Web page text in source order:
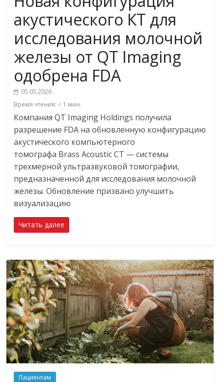
акустического КТ для
исследования молочной
железы от QT Imaging
одобрена FDA
05.05.2026
Время чтения: < 1 мин.
Компания QT Imaging Holdings получила
разрешение FDA на обновленную конфигурацию
акустического компьютерного
томографа Brass Acoustic CT — системы
трехмерной ультразвуковой томографии,
предназначенной для исследования молочной
железы. Обновление призвано улучшить
визуализацию
Читать далее
Пациентам